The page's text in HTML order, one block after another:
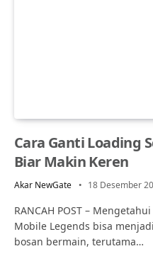
Cara Ganti Loading
Biar Makin Keren
Akar NewGate 18 Desember
RANCAH POST –
Mobile Legends bisa
bosan bermain, terutama…